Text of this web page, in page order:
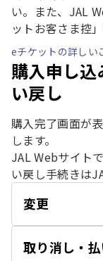
い。また、JAL
ットお客さま控
eチケットの詳しい
購入申し
い戻し
購入完了画面が
します。
JAL Webサイト
い戻し手続きは
変更
取り消し・